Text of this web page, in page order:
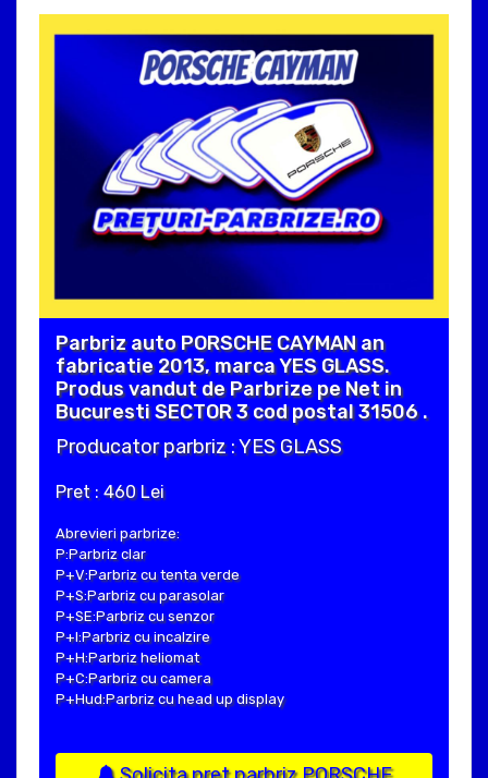
Parbriz auto PORSCHE CAYMAN an
fabricatie 2013, marca YES GLASS.
Produs vandut de Parbrize pe Net in
Bucuresti SECTOR 3 cod postal 31506 .
Producator parbriz : YES GLASS
Pret : 460 Lei
Abrevieri parbrize:
P:Parbriz clar
P+V:Parbriz cu tenta verde
P+S:Parbriz cu parasolar
P+SE:Parbriz cu senzor
P+I:Parbriz cu incalzire
P+H:Parbriz heliomat
P+C:Parbriz cu camera
P+Hud:Parbriz cu head up display